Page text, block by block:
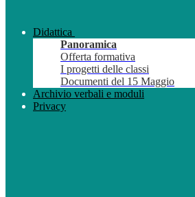
Didattica
Panoramica
Offerta formativa
I progetti delle classi
Documenti del 15 Maggio
Archivio verbali e moduli
Privacy